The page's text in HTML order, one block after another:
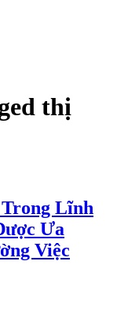
thị
Lĩnh
Ưa
Việc